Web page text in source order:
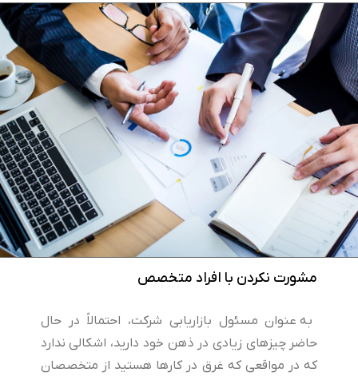
مشورت نکردن با افراد متخصص
به عنوان مسئول بازاریابی شرکت، احتمالاً در حال
حاضر چیزهای زیادی در ذهن خود دارید، اشکالی ندارد
که در مواقعی که غرق در کارها هستید از متخصصان